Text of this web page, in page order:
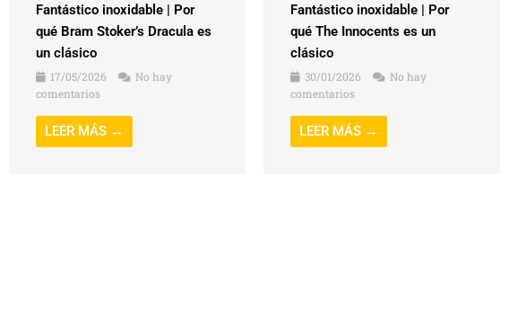
Fantástico inoxidable | Por
qué Bram Stoker’s Dracula es
un clásico
17/05/2026
No hay
comentarios
LEER MÁS →
Fantástico inoxidable | Por
qué The Innocents es un
clásico
30/01/2026
No hay
comentarios
LEER MÁS →